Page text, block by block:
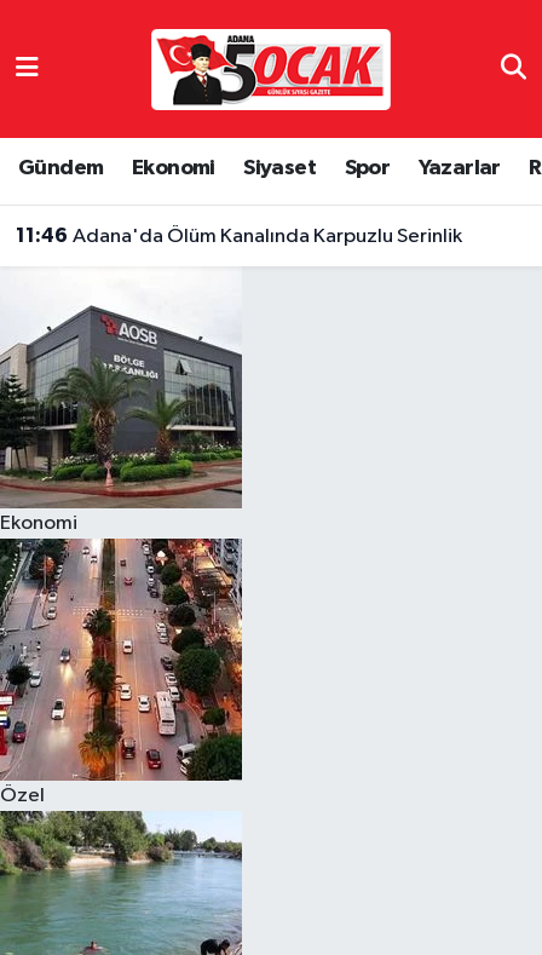
Gündem Ekonomi Siyaset Spor Yazarlar
11:46 Adana'da Ölüm Kanalında Karpuzlu Serinlik
Ekonomi
Özel
Eğitim
Ekonomi
Gündem
Haber Reklam
Magazin
Özel
Resmi İlanlar
Sağlık
Siyaset
Spor
Hava Durumu
Son Dakika Haberleri
Haber Arşivi